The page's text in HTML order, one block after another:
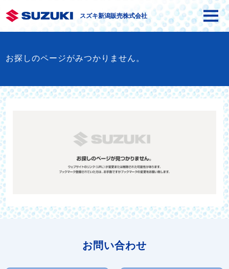
スズキ新潟販売株式会社
お探しのページがみつかりません。
お問い合わせ